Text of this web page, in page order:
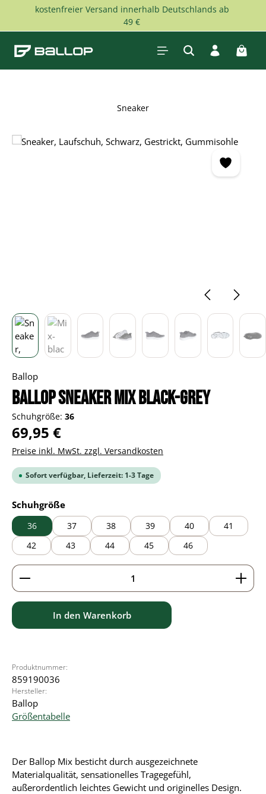
Zum Hauptinhalt springen
kostenfreier Versand innerhalb Deutschlands ab
49 €
Sneaker
Bildergalerie überspringen
Ballop
BALLOP Sneaker Mix black-grey
Schuhgröße: 36
Regulärer Preis:
69,95 €
Preise inkl. MwSt. zzgl. Versandkosten
Sofort verfügbar, Lieferzeit: 1-3 Tage
Schuhgrößeauswählen
36 37 38 39 40
41
42
43 44 45 46
Produkt Anzahl: Gib den gewünschten Wert ein
In den Warenkorb
Produktnummer:
859190036
Hersteller:
Ballop
Größentabelle
Der Ballop Mix besticht durch ausgezeichnete
Materialqualität, sensationelles Tragegefühl,
außerordentlich leichtes Gewicht und originelles Design.